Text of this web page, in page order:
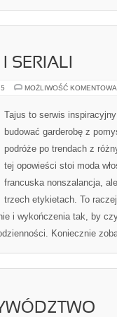
SERIALI
MOŻLIWOŚĆ
Tajus to serwis
budować garderobę z
podróże po trendach z
tej opowieści stoi moda
francuska nonszalancja,
trzech etykietach. To
i wykończenia tak, by
Koniecznie